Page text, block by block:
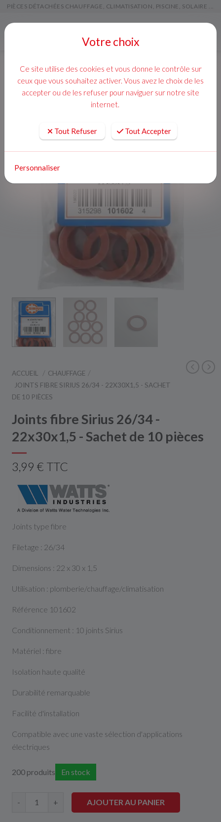
PIÈCES DÉTACHÉES CHAUFFAGE, CLIMATISATION, PISCINE, SOLAIRE ...
ACCUEIL
CHAUFFAGE
JOINTS FIBRE SIRIUS 26/34 - 22X30X1,5 - SACHET
DE 10 PIÈCES
Joints fibre Sirius 26/34 -
22x30x1,5 - Sachet de 10 pièces
3,99 € TTC
Joints type fibre
Filetage : 26/34
Dimensions : 22 x 30 x 1,5
Utilisation : plomberie/chauffage/climatisation
Référence 101602
Conditionnement : 10 joints Sirius
Matériel : fibre
Isolation haute qualité
Durabilité remarquable
Facilité d'installation
Compatible avec une vaste sélection d'applications
électriques
200 produits En stock
- + AJOUTER AU PANIER
Votre choix
Ce site utilise des cookies et vous donne le contrôle sur
ceux que vous souhaitez activer. Vous avez le choix de les
accepter ou de les refuser pour naviguer sur notre site
internet.
Tout Refuser Tout Accepter
Personnaliser